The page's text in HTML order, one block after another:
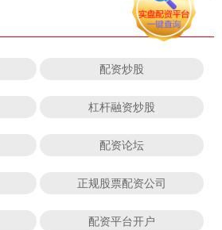
配资炒股
杠杆融资炒股
配资论坛
正规股票配资公司
配资平台开户